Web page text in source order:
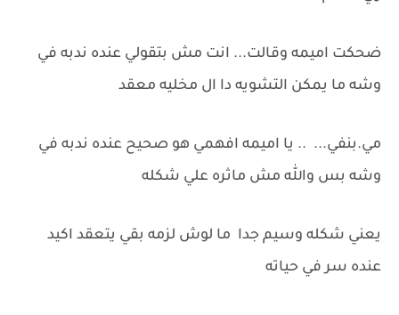
ضحكت اميمه وقالت... انت مش بتقولي عنده ندبه في
وشه ما يمكن التشويه دا ال مخليه معقد
مي.بنفي... .. يا اميمه افهمي هو صحيح عنده ندبه في
وشه بس والله مش ماثره علي شكله
يعني شكله وسيم جدا ما لوش لزمه بقي يتعقد اكيد
عنده سر في حياته